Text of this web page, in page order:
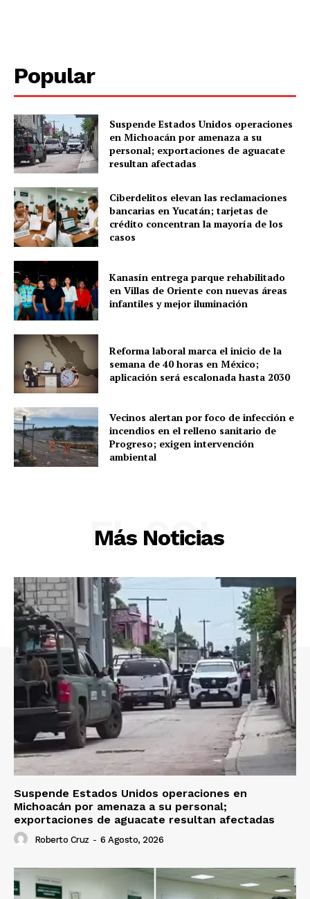
Menú
Yucatán
Sociedad y Negocios
Policíacas
Deportes
Política
Municipios
Popular
Suspende Estados Unidos operaciones
en Michoacán por amenaza a su
personal; exportaciones de aguacate
resultan afectadas
Ciberdelitos elevan las reclamaciones
bancarias en Yucatán; tarjetas de
crédito concentran la mayoría de los
casos
Kanasín entrega parque rehabilitado
en Villas de Oriente con nuevas áreas
infantiles y mejor iluminación
Reforma laboral marca el inicio de la
semana de 40 horas en México;
aplicación será escalonada hasta 2030
Vecinos alertan por foco de infección e
incendios en el relleno sanitario de
Progreso; exigen intervención
ambiental
Más Noticias
EL SOL
Suspende Estados Unidos operaciones en
Michoacán por amenaza a su personal;
exportaciones de aguacate resultan afectadas
Roberto Cruz - 6 Agosto, 2026